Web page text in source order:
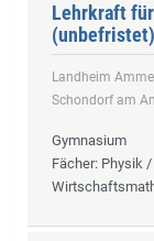
Lehrkraft
(unbefristet)
Landheim
Schondorf am
Gymnasium
Fächer: Physik